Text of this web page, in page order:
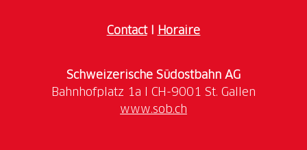
ContactI Horaire
Schweizerische Südostbahn AG
www.sob.ch